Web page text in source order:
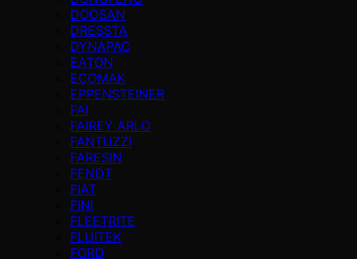
DOOSAN
DRESSTA
DYNAPAC
EATON
ECOMAK
EPPENSTEINER
FAI
FAIREY ARLO
FANTUZZI
FARESIN
FENDT
FIAT
FINI
FLEETRITE
FLUITEK
FORD